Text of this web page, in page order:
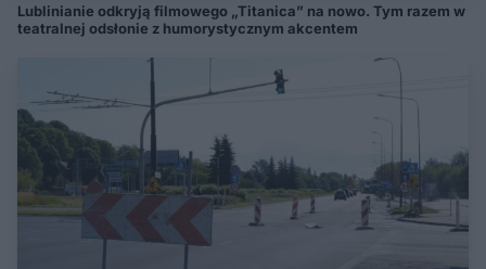
Lublinianie odkryją filmowego „Titanica” na nowo. Tym razem w
teatralnej odsłonie z humorystycznym akcentem